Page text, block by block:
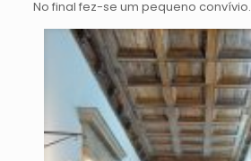
No final fez-se um pequeno convívio.